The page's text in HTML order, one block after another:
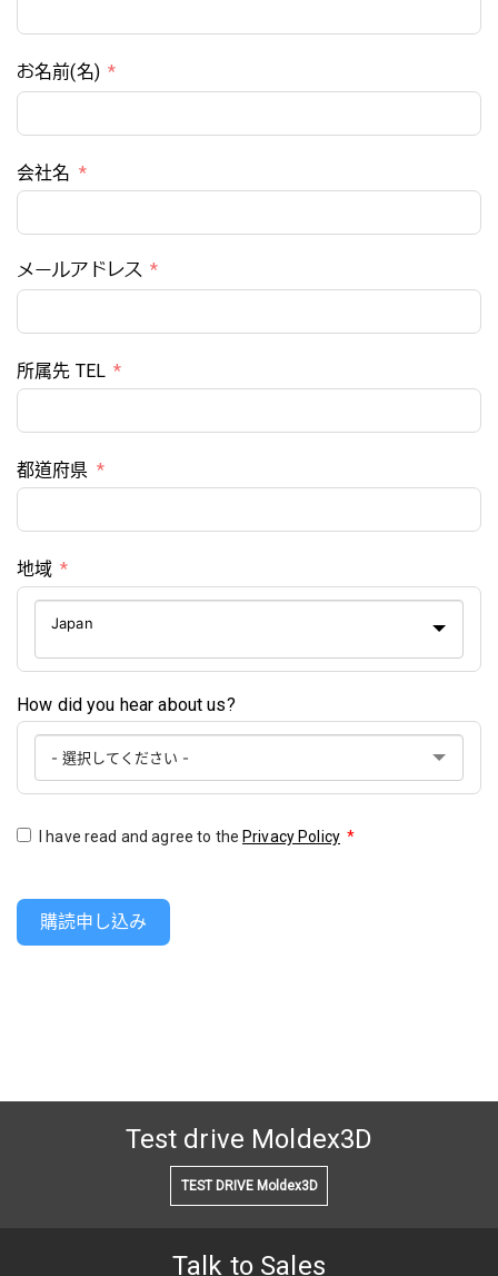
お名前(名)
会社名
メールアドレス
所属先 TEL
都道府県
地域
Japan
How did you hear about us?
I have read and agree to thePrivacy Policy *
購読申し込み
Test drive Moldex3D
TEST DRIVE Moldex3D
Talk to Sales